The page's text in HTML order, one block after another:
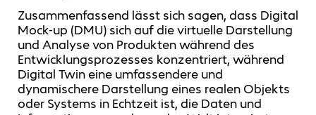
Zusammenfassend lässt sich sagen, dass Digital
Mock-up (DMU) sich auf die virtuelle Darstellung
und Analyse von Produkten während des
Entwicklungsprozesses konzentriert, während
Digital Twin eine umfassendere und
dynamischere Darstellung eines realen Objekts
oder Systems in Echtzeit ist, die Daten und